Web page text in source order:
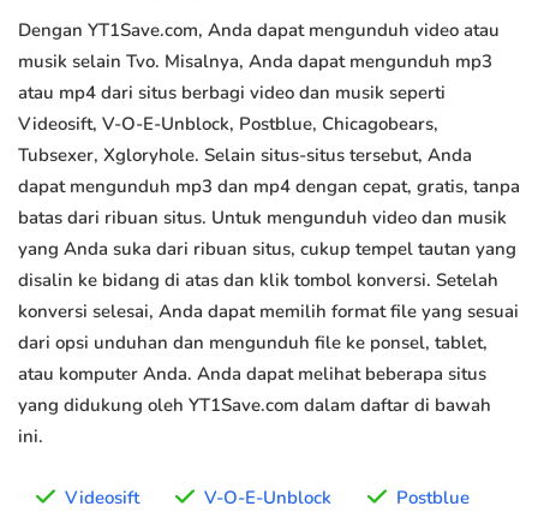
Dengan YT1Save.com, Anda dapat mengunduh video atau
musik selain Tvo. Misalnya, Anda dapat mengunduh mp3
atau mp4 dari situs berbagi video dan musik seperti
Videosift, V-O-E-Unblock, Postblue, Chicagobears,
Tubsexer, Xgloryhole. Selain situs-situs tersebut, Anda
dapat mengunduh mp3 dan mp4 dengan cepat, gratis, tanpa
batas dari ribuan situs. Untuk mengunduh video dan musik
yang Anda suka dari ribuan situs, cukup tempel tautan yang
disalin ke bidang di atas dan klik tombol konversi. Setelah
konversi selesai, Anda dapat memilih format file yang sesuai
dari opsi unduhan dan mengunduh file ke ponsel, tablet,
atau komputer Anda. Anda dapat melihat beberapa situs
yang didukung oleh YT1Save.com dalam daftar di bawah
ini.
Videosift V-O-E-Unblock Postblue